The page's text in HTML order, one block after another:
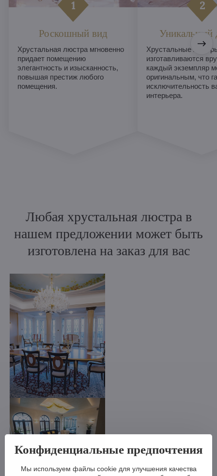
Роскошный вид
Хрустальная люстра мгновенно
придает помещению
элегантность и изысканность,
повышая престиж любого
помещения.
Уникальный
Хрустальные
изготавливаются
каждый экземпляр
оригинальным, что
исключительность
интерьера.
Любая хрустальная люстра в
нашем предложении может быть
изготовлена на заказ для вас
Конфиденциальные предпочтения
Мы используем файлы cookie для улучшения качества